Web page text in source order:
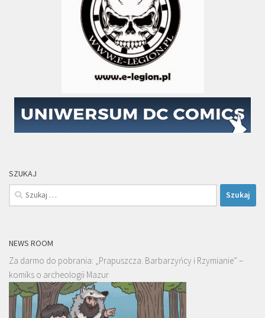
SZUKAJ
Szukaj:
NEWS ROOM
Za darmo do pobrania: „Prapuszcza. Barbarzyńcy i Rzymianie” –
komiks o archeologii Mazur